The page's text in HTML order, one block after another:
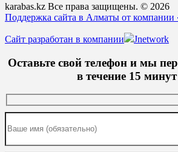
karabas.kz Все права защищены. © 2026
Поддержка сайта в Алматы от
Сайт разработан в компании Jnetwork
Оставьте свой телефон и мы
в течение 15 минут